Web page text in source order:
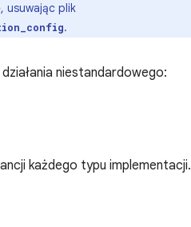
usuwając plik
.
niestandardowego:
każdego typu implementacji.